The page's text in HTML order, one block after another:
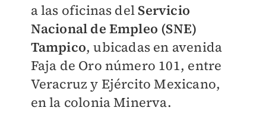
a las oficinas del Servicio
Nacional de Empleo (SNE)
Tampico, ubicadas en avenida
Faja de Oro número 101, entre
Veracruz y Ejército Mexicano,
en la colonia Minerva.